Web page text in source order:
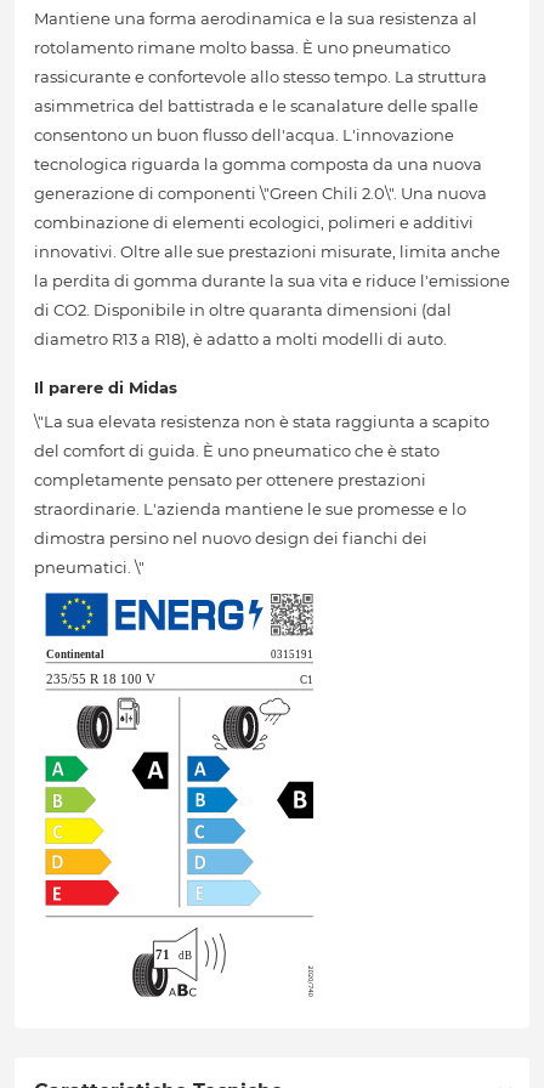
Mantiene una forma aerodinamica e la sua resistenza al
rotolamento rimane molto bassa. È uno pneumatico
rassicurante e confortevole allo stesso tempo. La struttura
asimmetrica del battistrada e le scanalature delle spalle
consentono un buon flusso dell'acqua. L'innovazione
tecnologica riguarda la gomma composta da una nuova
generazione di componenti \"Green Chili 2.0\". Una nuova
combinazione di elementi ecologici, polimeri e additivi
innovativi. Oltre alle sue prestazioni misurate, limita anche
la perdita di gomma durante la sua vita e riduce l'emissione
di CO2. Disponibile in oltre quaranta dimensioni (dal
diametro R13 a R18), è adatto a molti modelli di auto.
Il parere di Midas
\"La sua elevata resistenza non è stata raggiunta a scapito
del comfort di guida. È uno pneumatico che è stato
completamente pensato per ottenere prestazioni
straordinarie. L'azienda mantiene le sue promesse e lo
dimostra persino nel nuovo design dei fianchi dei
pneumatici. \"